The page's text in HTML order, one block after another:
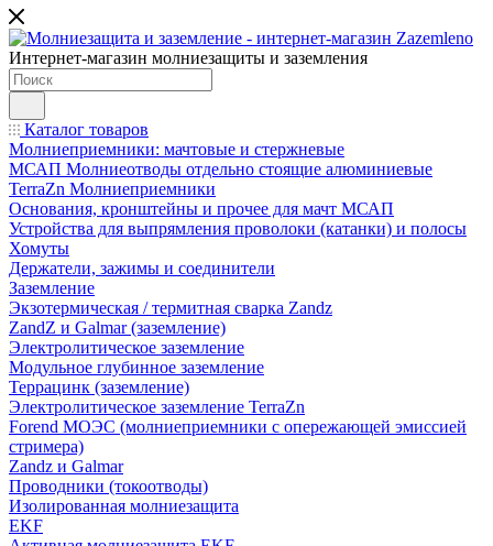
Интернет-магазин молниезащиты и заземления
Каталог товаров
Молниеприемники: мачтовые и стержневые
МСАП Молниеотводы отдельно стоящие алюминиевые
TerraZn Молниеприемники
Основания, кронштейны и прочее для мачт МСАП
Устройства для выпрямления проволоки (катанки) и полосы
Хомуты
Держатели, зажимы и соединители
Заземление
Экзотермическая / термитная сварка Zandz
ZandZ и Galmar (заземление)
Электролитическое заземление
Модульное глубинное заземление
Террацинк (заземление)
Электролитическое заземление TerraZn
Forend МОЭС (молниеприемники с опережающей эмиссией
стримера)
Zandz и Galmar
Проводники (токоотводы)
Изолированная молниезащита
EKF